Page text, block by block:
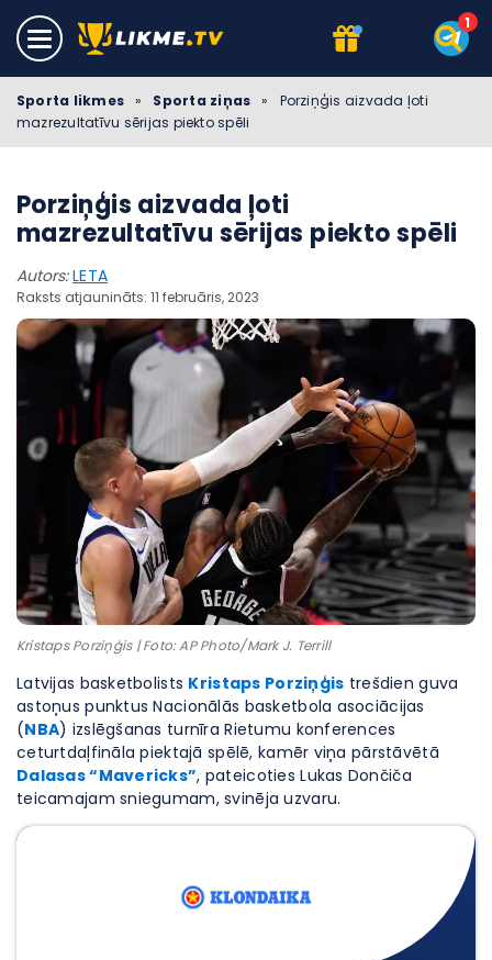
Sporta likmes » Sporta ziņas »
Porziņģis aizvada ļoti
mazrezultatīvu sērijas piekto spēli
Porziņģis aizvada ļoti
mazrezultatīvu sērijas piekto spēli
Autors:LETA
Raksts atjaunināts: 11 februāris, 2023
Kristaps Porziņģis | Foto: AP Photo/Mark J. Terrill
Latvijas basketbolists Kristaps Porziņģis trešdien guva
astoņus punktus Nacionālās basketbola asociācijas
(NBA) izslēgšanas turnīra Rietumu konferences
ceturtdaļfināla piektajā spēlē, kamēr viņa pārstāvētā
Dalasas “Mavericks”, pateicoties Lukas Dončiča
teicamajam sniegumam, svinēja uzvaru.